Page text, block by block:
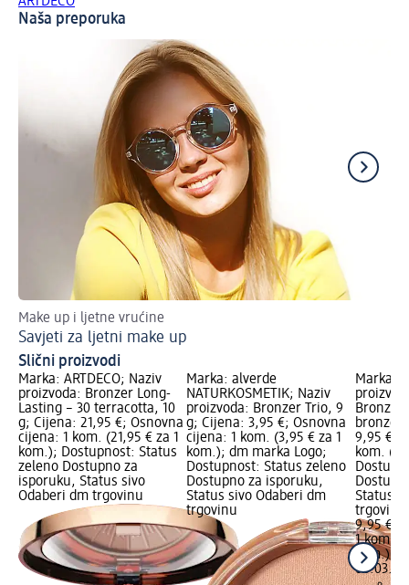
Naša preporuka
Make up i ljetne vrućine
Savjeti za ljetni make up
Slični proizvodi
Marka: ARTDECO; Naziv
proizvoda: Bronzer Long-
Lasting – 30 terracotta, 10
g; Cijena: 21,95 €; Osnovna
cijena: 1 kom. (21,95 € za 1
kom.); Dostupnost: Status
zeleno Dostupno za
isporuku, Status sivo
Odaberi dm trgovinu
Marka: alverde
NATURKOSMETIK; Naziv
proizvoda: Bronzer Trio, 9
g; Cijena: 3,95 €; Osnovna
cijena: 1 kom. (3,95 € za 1
kom.); dm marka Logo;
Dostupnost: Status zeleno
Dostupno za isporuku,
Status sivo Odaberi dm
trgovinu
Marka:
Bronze
bronze,
9,95 €;
kom.
Status
trgovinu
9,95 €
1 kom.
kom.)